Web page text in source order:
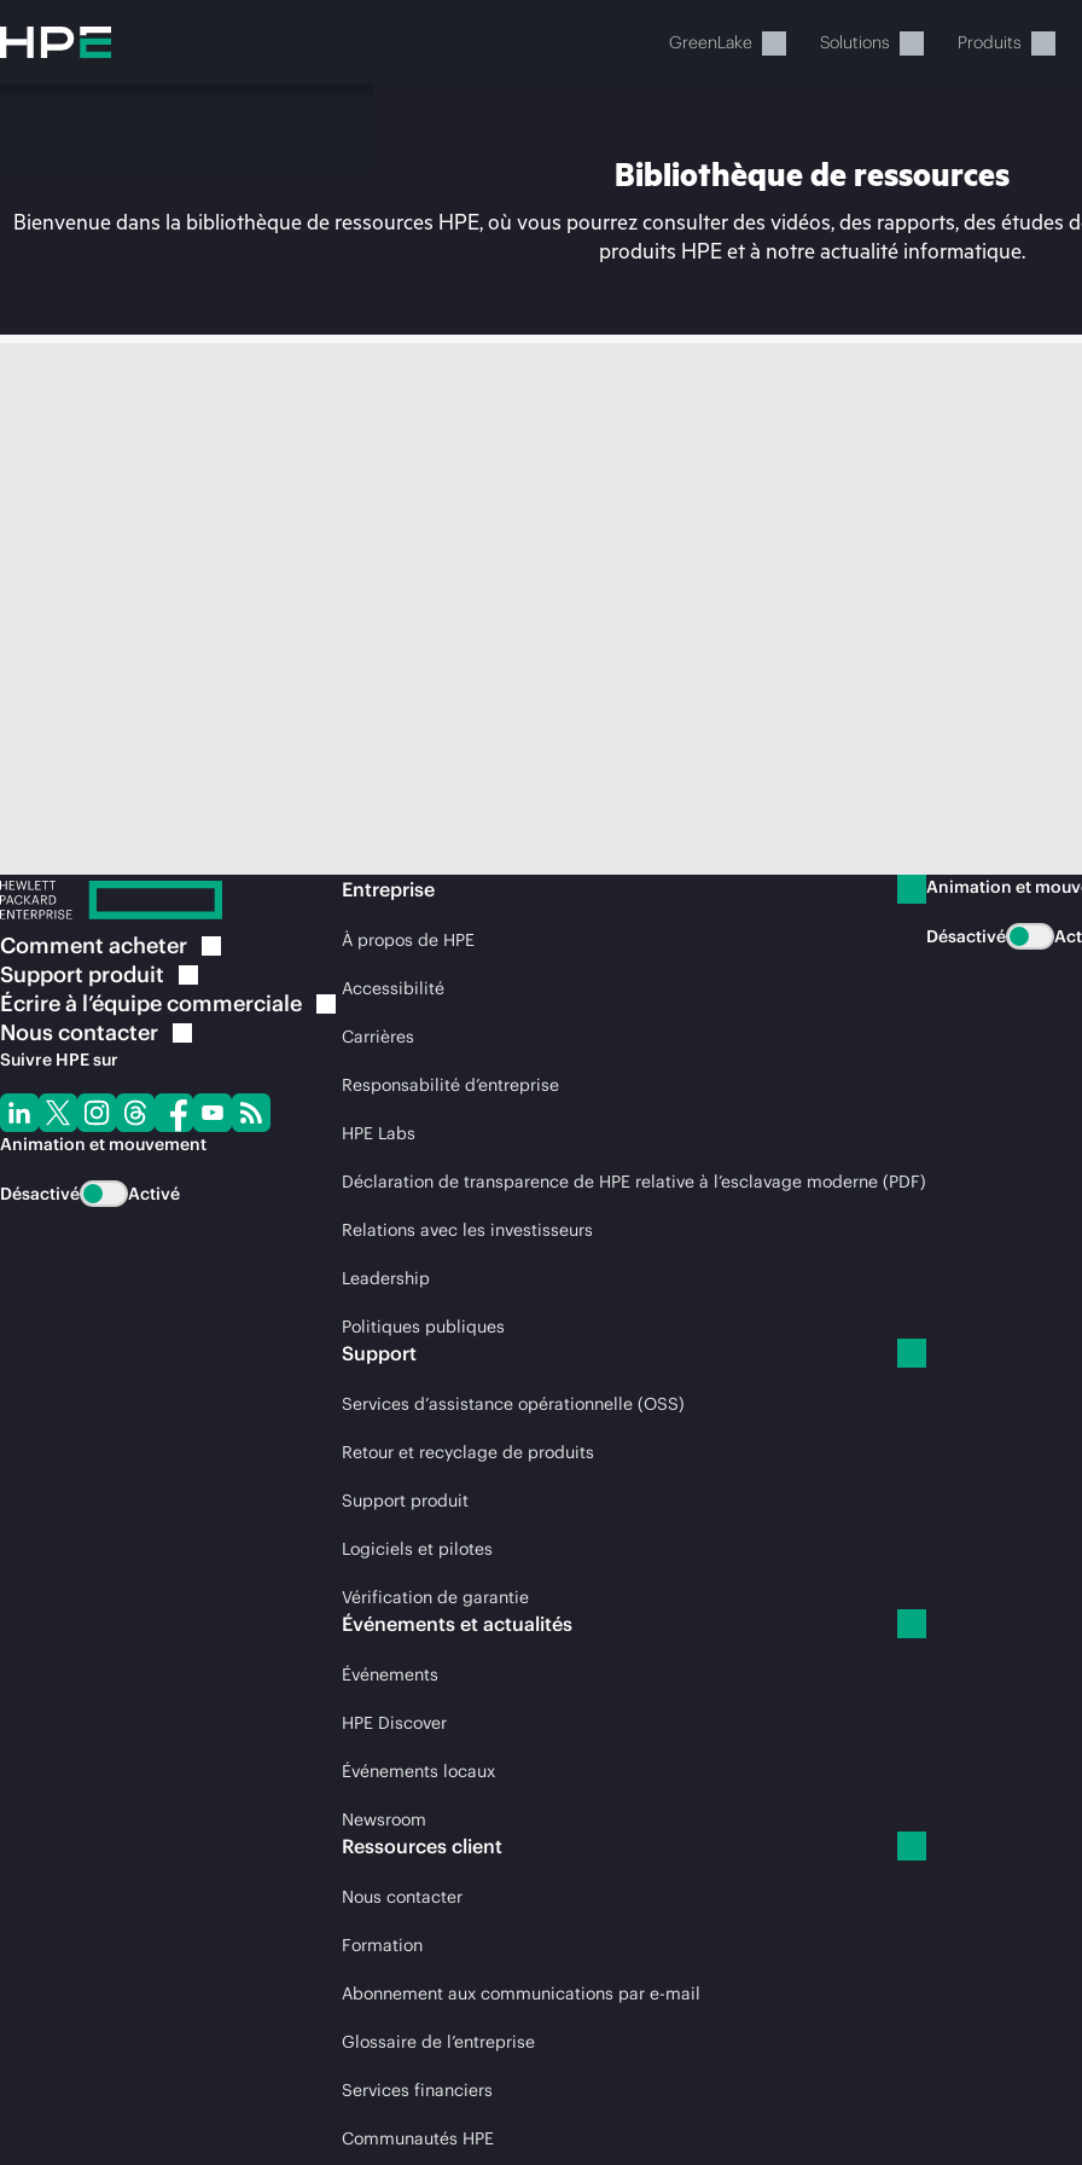
au
contenu
GreenLake Solutions Produits
Votre panier est actuellement
Bibliothèque de ressources
Bienvenue dans la bibliothèque de ressources HPE, où vous pourrez consulter des vidéos, des rapports, des études
produits HPE et à notre actualité informatique.
Comment acheter
Support produit
Écrire à l’équipecommerciale
Nouscontacter
Suivre HPE sur
Animation et mouvement
Désactivé Activé
Entreprise
À propos de HPE
Accessibilité
Carrières
Responsabilité d’entreprise
HPE Labs
Déclaration de transparence de HPE relative à l’esclavage moderne (PDF)
Relations avec les investisseurs
Leadership
Politiques publiques
Support
Services d’assistance opérationnelle (OSS)
Retour et recyclage de produits
Support produit
Logiciels et pilotes
Vérification de garantie
Événements et actualités
Événements
HPE Discover
Événements locaux
Newsroom
Ressources client
Nous contacter
Formation
Abonnement aux communications par e-mail
Glossaire de l’entreprise
Services financiers
Communautés HPE
Animation et
Désactivé